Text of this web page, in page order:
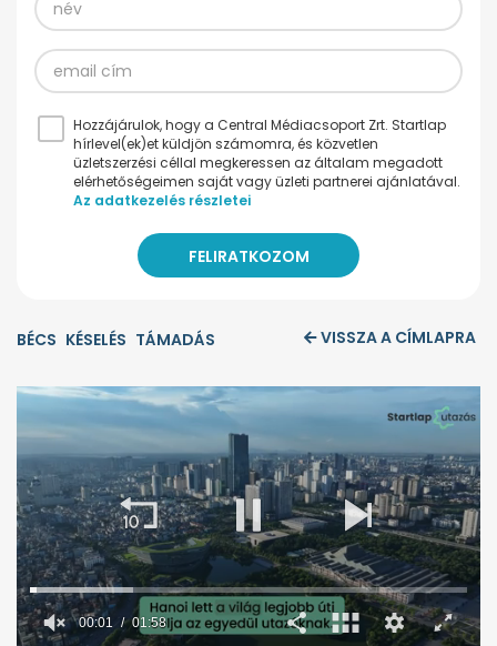
Hozzájárulok, hogy a Central Médiacsoport Zrt. Startlap
hírlevel(ek)et küldjön számomra, és közvetlen
üzletszerzési céllal megkeressen az általam megadott
elérhetőségeimen saját vagy üzleti partnerei ajánlatával.
Az adatkezelés részletei
BÉCS KÉSELÉS TÁMADÁS VISSZA A CÍMLAPRA
00:02 01:58